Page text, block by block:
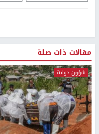
مقالات ذات صلة
شؤون دولية